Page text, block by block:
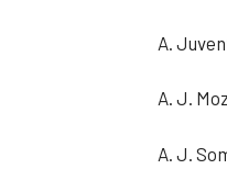
A.
A. J.
A. J.